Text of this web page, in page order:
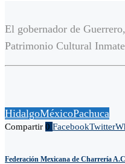
El gobernador de
Patrimonio Cultural
HidalgoMéxicoPachuca
Compartir 0 FacebookTwitter
Federación Mexicana de Charrería